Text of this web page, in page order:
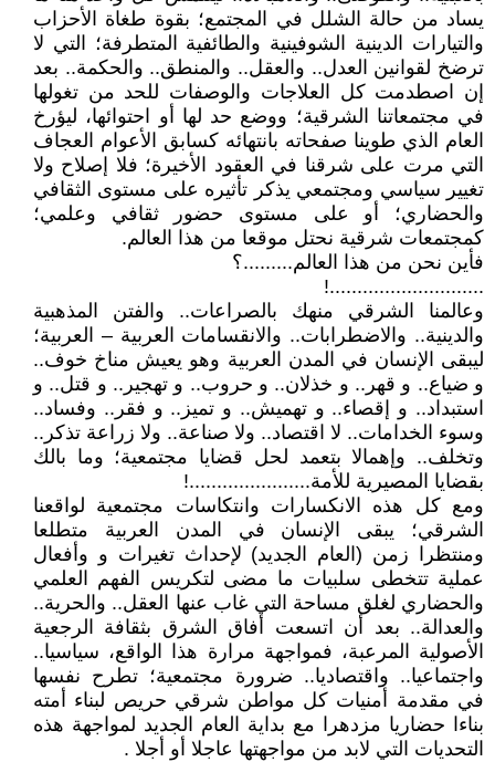
يساد من حالة الشلل في المجتمع؛ بقوة طغاة الأحزاب
والتيارات الدينية الشوفينية والطائفية المتطرفة؛ التي لا
ترضخ لقوانين العدل.. والعقل.. والمنطق.. والحكمة.. بعد
إن اصطدمت كل العلاجات والوصفات للحد من تغولها
في مجتمعاتنا الشرقية؛ ووضع حد لها أو احتوائها، ليؤرخ
العام الذي طوينا صفحاته بانتهائه كسابق الأعوام العجاف
التي مرت على شرقنا في العقود الأخيرة؛ فلا إصلاح ولا
تغيير سياسي ومجتمعي يذكر تأثيره على مستوى الثقافي
والحضاري؛ أو على مستوى حضور ثقافي وعلمي؛
كمجتمعات شرقية نحتل موقعا من هذا العالم.
فأين نحن من هذا العالم.........؟
............................!
وعالمنا الشرقي منهك بالصراعات.. والفتن المذهبية
والدينية.. والاضطرابات.. والانقسامات العربية – العربية؛
ليبقى الإنسان في المدن العربية وهو يعيش مناخ خوف..
و ضياع.. و قهر.. و خذلان.. و حروب.. و تهجير.. و قتل.. و
استبداد.. و إقصاء.. و تهميش.. و تميز.. و فقر.. وفساد..
وسوء الخدامات.. لا اقتصاد.. ولا صناعة.. ولا زراعة تذكر..
وتخلف.. وإهمالا بتعمد لحل قضايا مجتمعية؛ وما بالك
بقضايا المصيرية للأمة......................!
ومع كل هذه الانكسارات وانتكاسات مجتمعية لواقعنا
الشرقي؛ يبقى الإنسان في المدن العربية متطلعا
ومنتظرا زمن (العام الجديد) لإحداث تغيرات و وأفعال
عملية تتخطى سلبيات ما مضى لتكريس الفهم العلمي
والحضاري لغلق مساحة التي غاب عنها العقل.. والحرية..
والعدالة.. بعد أن اتسعت أفاق الشرق بثقافة الرجعية
الأصولية المرعبة، فمواجهة مرارة هذا الواقع، سياسيا..
واجتماعيا.. واقتصاديا.. ضرورة مجتمعية؛ تطرح نفسها
في مقدمة أمنيات كل مواطن شرقي حريص لبناء أمته
بناءا حضاريا مزدهرا مع بداية العام الجديد لمواجهة هذه
التحديات التي لابد من مواجهتها عاجلا أو أجلا .